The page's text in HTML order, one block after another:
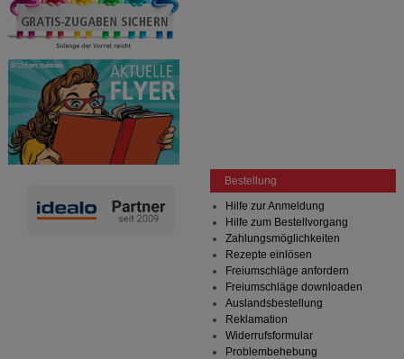
Bestellung
Hilfe zur Anmeldung
Hilfe zum Bestellvorgang
Zahlungsmöglichkeiten
Rezepte einlösen
Freiumschläge anfordern
Freiumschläge downloaden
Auslandsbestellung
Reklamation
Widerrufsformular
Problembehebung